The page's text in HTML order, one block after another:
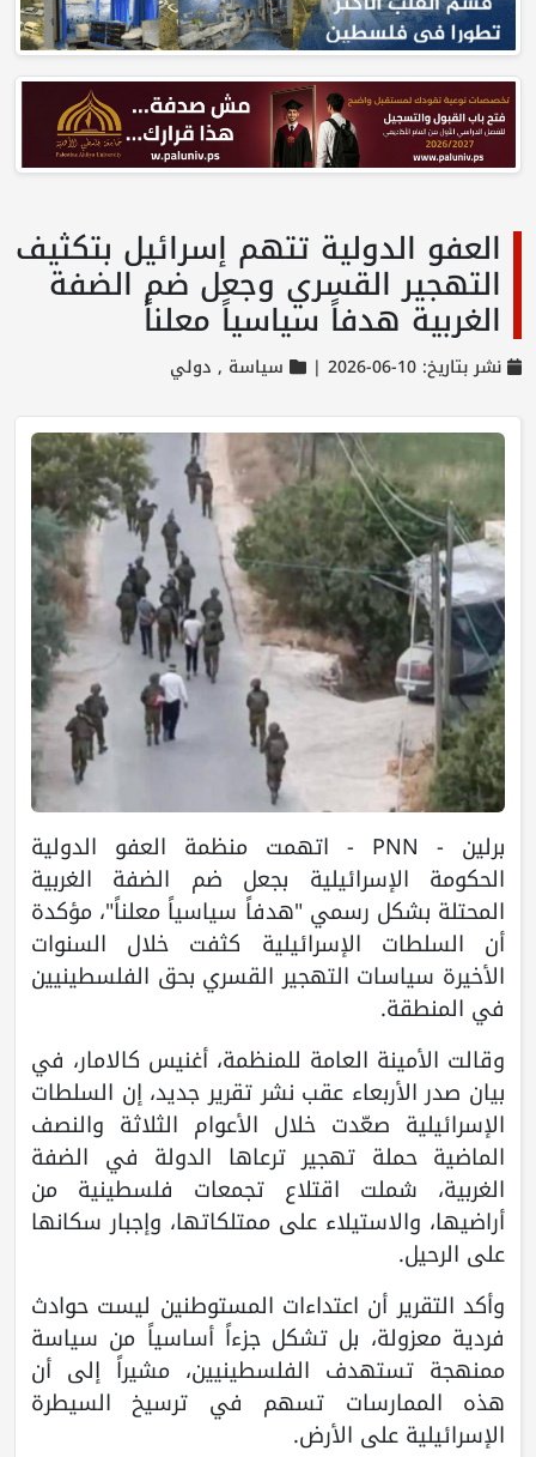
العفو الدولية تتهم إسرائيل بتكثيف
التهجير القسري وجعل ضم الضفة
الغربية هدفاً سياسياً معلناً
نشر بتاريخ: 10-06-2026 | سياسة , دولي
برلين - PNN - اتهمت منظمة العفو الدولية
الحكومة الإسرائيلية بجعل ضم الضفة الغربية
المحتلة بشكل رسمي "هدفاً سياسياً معلناً"، مؤكدة
أن السلطات الإسرائيلية كثفت خلال السنوات
الأخيرة سياسات التهجير القسري بحق الفلسطينيين
في المنطقة.
وقالت الأمينة العامة للمنظمة، أغنيس كالامار، في
بيان صدر الأربعاء عقب نشر تقرير جديد، إن السلطات
الإسرائيلية صعّدت خلال الأعوام الثلاثة والنصف
الماضية حملة تهجير ترعاها الدولة في الضفة
الغربية، شملت اقتلاع تجمعات فلسطينية من
أراضيها، والاستيلاء على ممتلكاتها، وإجبار سكانها
على الرحيل.
وأكد التقرير أن اعتداءات المستوطنين ليست حوادث
فردية معزولة، بل تشكل جزءاً أساسياً من سياسة
ممنهجة تستهدف الفلسطينيين، مشيراً إلى أن
هذه الممارسات تسهم في ترسيخ السيطرة
الإسرائيلية على الأرض.